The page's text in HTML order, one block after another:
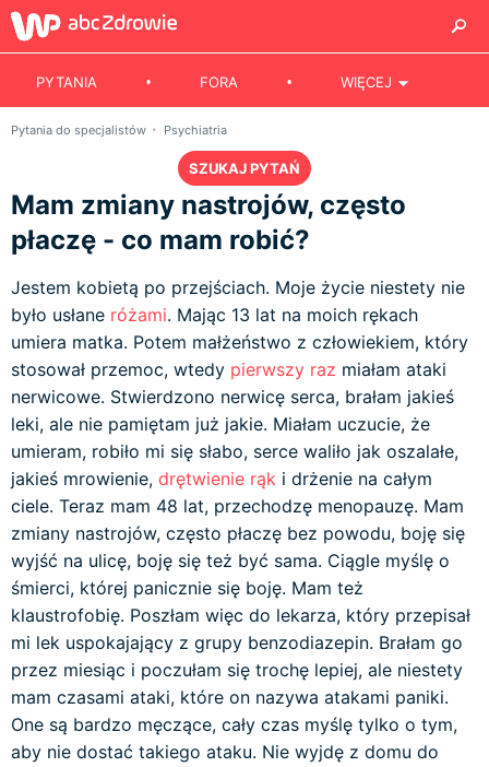
PYTANIA FORA WIĘCEJ
Pytania do specjalistów Psychiatria
SZUKAJ PYTAŃ
Mam zmiany nastrojów, często
płaczę - co mam robić?
Jestem kobietą po przejściach. Moje życie niestety nie
było usłane różami. Mając 13 lat na moich rękach
umiera matka. Potem małżeństwo z człowiekiem, który
stosował przemoc, wtedy pierwszy raz miałam ataki
nerwicowe. Stwierdzono nerwicę serca, brałam jakieś
leki, ale nie pamiętam już jakie. Miałam uczucie, że
umieram, robiło mi się słabo, serce waliło jak oszalałe,
jakieś mrowienie, drętwienie rąk i drżenie na całym
ciele. Teraz mam 48 lat, przechodzę menopauzę. Mam
zmiany nastrojów, często płaczę bez powodu, boję się
wyjść na ulicę, boję się też być sama. Ciągle myślę o
śmierci, której panicznie się boję. Mam też
klaustrofobię. Poszłam więc do lekarza, który przepisał
mi lek uspokajający z grupy benzodiazepin. Brałam go
przez miesiąc i poczułam się trochę lepiej, ale niestety
mam czasami ataki, które on nazywa atakami paniki.
One są bardzo męczące, cały czas myślę tylko o tym,
aby nie dostać takiego ataku. Nie wyjdę z domu do